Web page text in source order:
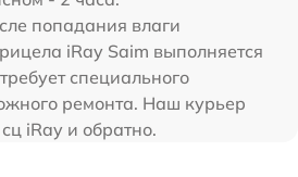
попадания влаги
iRay Saim выполняется
специального
ремонта. Наш курьер
iRay и обратно.